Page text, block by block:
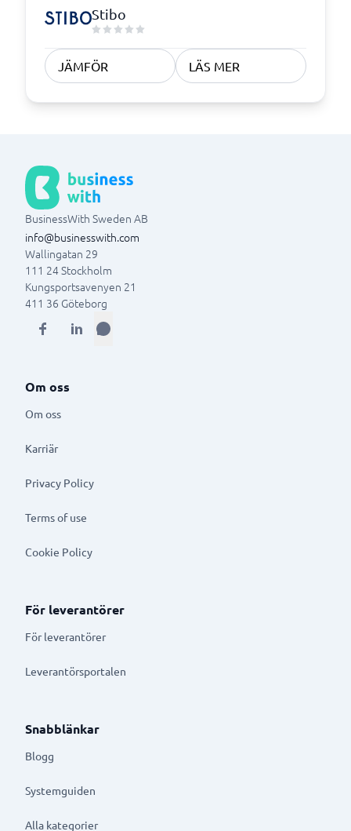
Stibo
JÄMFÖR LÄS MER
BusinessWith Sweden AB
info@businesswith.com
Wallingatan 29
111 24Stockholm
Kungsportsavenyen 21
411 36 Göteborg
Om oss
Om oss
Karriär
Privacy Policy
Terms of use
Cookie Policy
För leverantörer
För leverantörer
Leverantörsportalen
Snabblänkar
Blogg
Systemguiden
Alla kategorier